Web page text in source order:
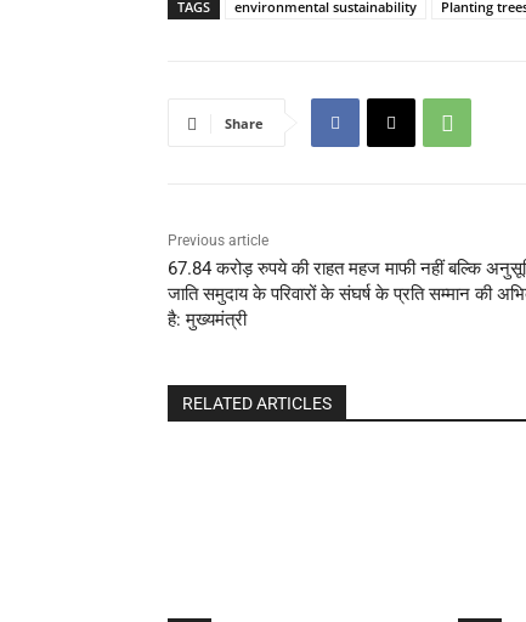
TAGS environmental sustainability Planting
Share
Previous article
67.84 करोड़ रुपये की राहत महज माफी नहीं बल्कि
जाति समुदाय के परिवारों के संघर्ष के प्रति सम्मान की
है: मुख्यमंत्री
RELATED ARTICLES